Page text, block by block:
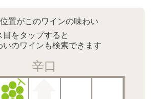
置がこのワインの味わい
目をタップすると
いのワインも検索できます
辛口